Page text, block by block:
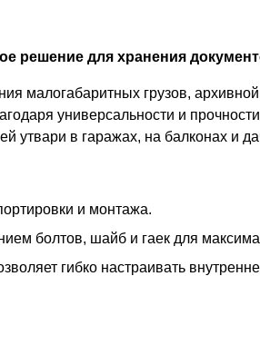
решение для хранения
малогабаритных грузов,
универсальности и
утвари в гаражах, на балконах и
и монтажа.
болтов, шайб и гаек для
гибко настраивать